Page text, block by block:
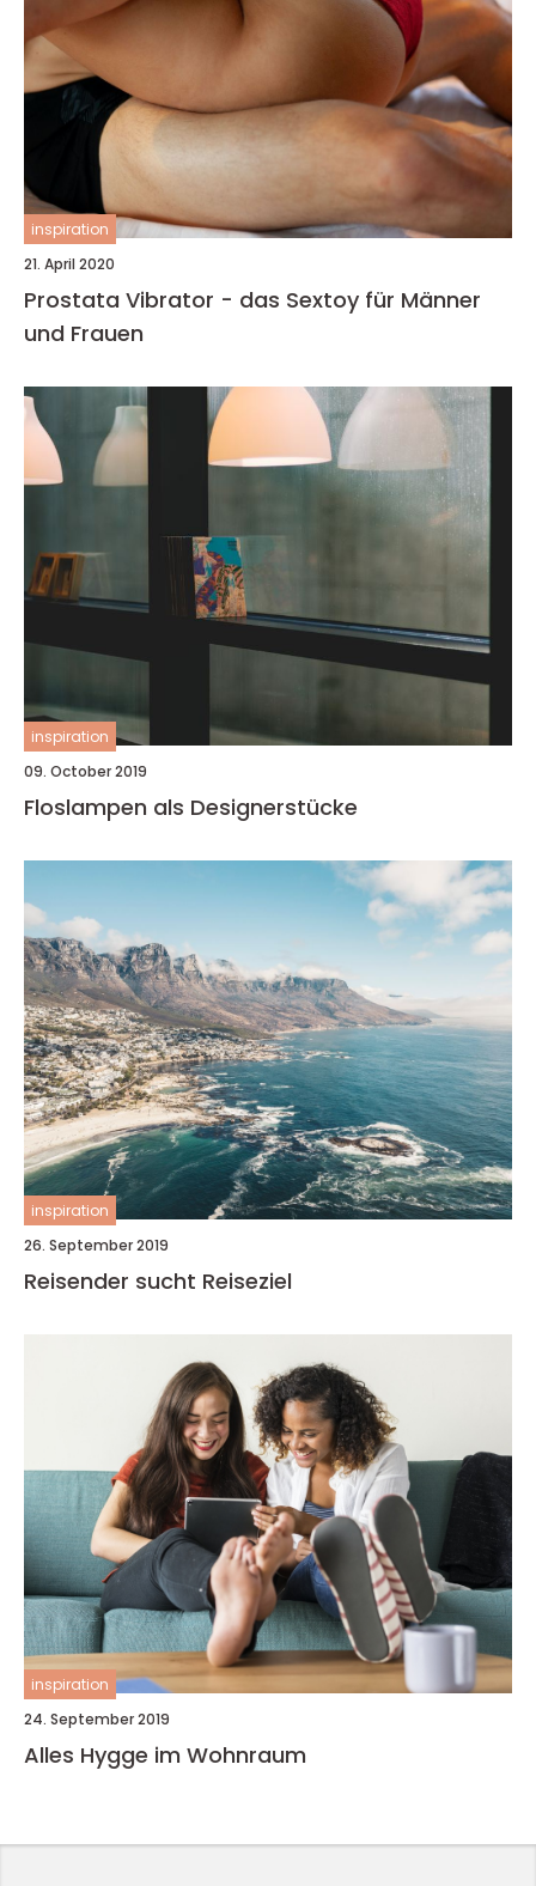
inspiration
21. April 2020
Prostata Vibrator - das Sextoy für Männer
und Frauen
inspiration
09. October 2019
Floslampen als Designerstücke
inspiration
26. September 2019
Reisender sucht Reiseziel
inspiration
24. September 2019
Alles Hygge im Wohnraum